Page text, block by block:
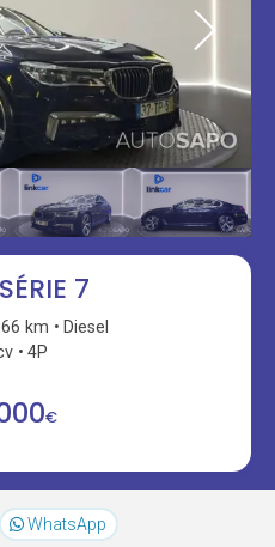
7
km
Diesel
4P
€
WhatsApp